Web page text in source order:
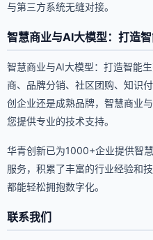
与第三方系统无缝对接。
智慧商业与AI大模型：打造
智慧商业与AI大模型：打造智能
商、品牌分销、社区团购、知识
创企业还是成熟品牌，智慧商业
您提供专业的技术支持。
华青创新已为1000+企业提供智
服务，积累了丰富的行业经验和
都能轻松拥抱数字化。
联系我们